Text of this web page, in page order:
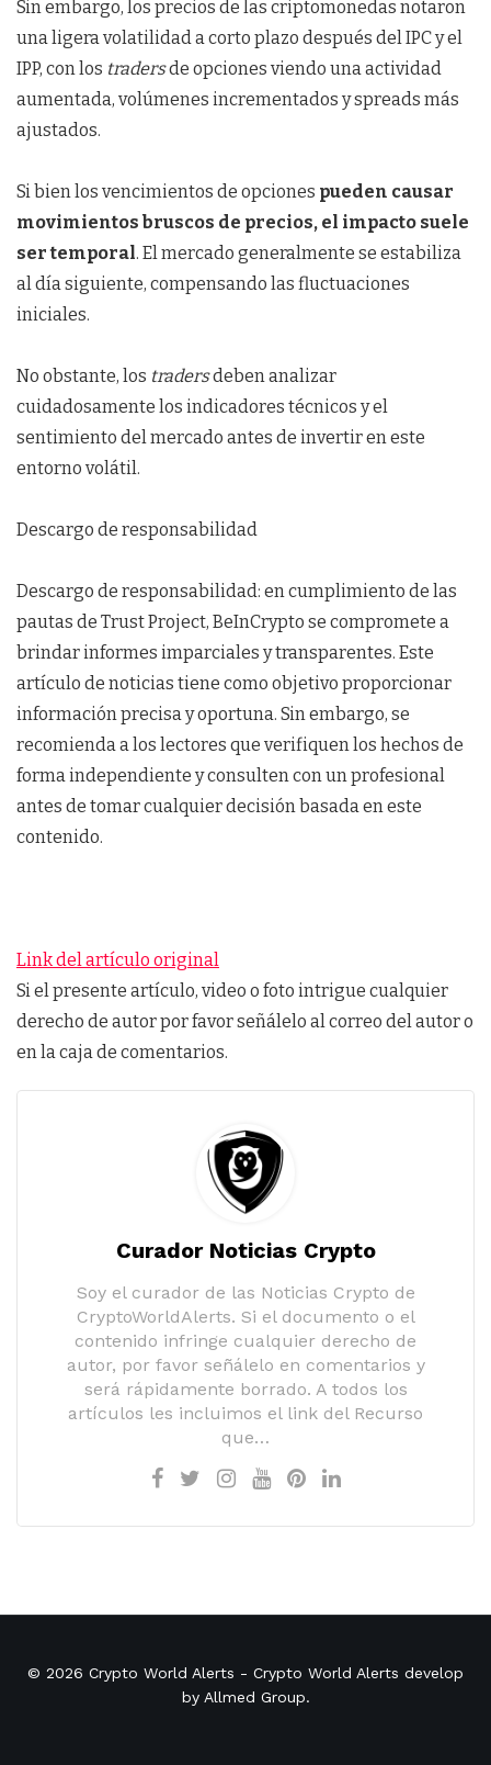
Sin embargo, los precios de las criptomonedas notaron
una ligera volatilidad a corto plazo después del IPC y el
IPP, con los tradersde opciones viendo una actividad
aumentada, volúmenes incrementados y spreads más
ajustados.
Si bien los vencimientos de opciones pueden causar
movimientos bruscos de precios, el impacto suele
ser temporal. El mercado generalmente se estabiliza
al día siguiente, compensando las fluctuaciones
iniciales.
No obstante, los tradersdeben analizar
cuidadosamente los indicadores técnicos y el
sentimiento del mercado antes de invertir en este
entorno volátil.
Descargo de responsabilidad
Descargo de responsabilidad: en cumplimiento de las
pautas de Trust Project, BeInCrypto se compromete a
brindar informes imparciales y transparentes. Este
artículo de noticias tiene como objetivo proporcionar
información precisa y oportuna. Sin embargo, se
recomienda a los lectores que verifiquen los hechos de
forma independiente y consulten con un profesional
antes de tomar cualquier decisión basada en este
contenido.
Link del artículo original
Si el presente artículo, video o foto intrigue cualquier
derecho de autor por favor señálelo al correo del autor o
en la caja de comentarios.
Curador Noticias Crypto
Soy el curador de las Noticias Crypto de
CryptoWorldAlerts. Si el documento o el
contenido infringe cualquier derecho de
autor, por favor señálelo en comentarios y
será rápidamente borrado. A todos los
artículos les incluimos el link del Recurso
que…
© 2026 Crypto World Alerts - Crypto World Alerts develop
by Allmed Group.